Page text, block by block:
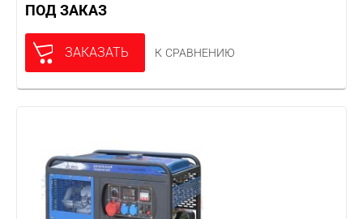
ПОД ЗАКАЗ
ЗАКАЗАТЬ К СРАВНЕНИЮ